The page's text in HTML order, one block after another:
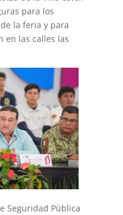
para los
la feria y para
en las calles las
Seguridad Pública